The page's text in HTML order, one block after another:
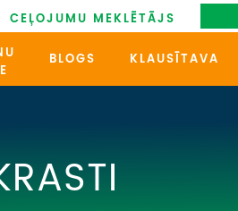
CEĻOJUMU MEKLĒTĀJS
BLOGS KLAUSĪTAVA